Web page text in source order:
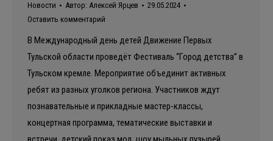
Новости Автор: Алексей Ярцев
29.05.2024
Оставить комментарий
В Международный день детей Движение Первых
Тульской области проведёт Фестиваль “Город детства” в
Тульском кремле. Мероприятие объединит активных
ребят из разных уголков региона. Участников ждут
познавательные и прикладные мастер-классы,
концертная программа, тематические выставки и